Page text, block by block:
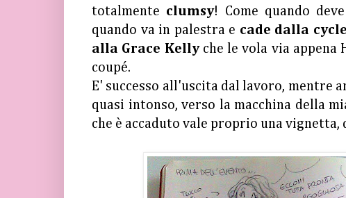
totalmente clumsy! Come quando
quando va in palestra e cade dalla
alla Grace Kellyche le vola via appena
coupé.
E' successo all'uscita dal lavoro, mentre
quasi intonso, verso la macchina della
che è accaduto vale proprio una